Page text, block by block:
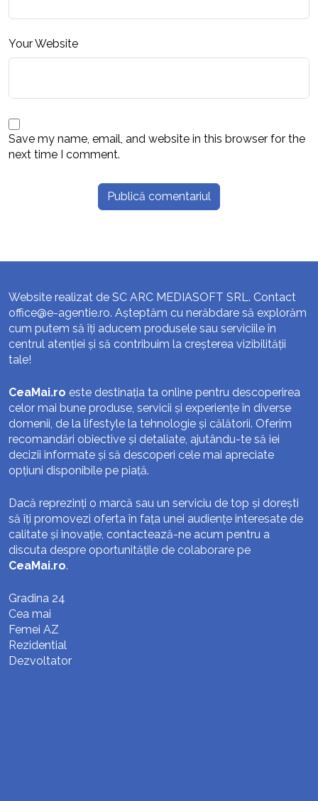
Your Website
Save my name, email, and website in this browser for the
next time I comment.
Website realizat de SC ARC MEDIASOFT SRL. Contact
office@e-agentie.ro. Așteptăm cu nerăbdare să explorăm
cum putem să îți aducem produsele sau serviciile în
centrul atenției și să contribuim la creșterea vizibilității
tale!
CeaMai.ro este destinația ta online pentru descoperirea
celor mai bune produse, servicii și experiențe în diverse
domenii, de la lifestyle la tehnologie și călătorii. Oferim
recomandări obiective și detaliate, ajutându-te să iei
decizii informate și să descoperi cele mai apreciate
opțiuni disponibile pe piață.
Dacă reprezinți o marcă sau un serviciu de top și dorești
să îți promovezi oferta în fața unei audiențe interesate de
calitate și inovație, contactează-ne acum pentru a
discuta despre oportunitățile de colaborare pe
CeaMai.ro.
Gradina 24
Cea mai
Femei AZ
Rezidential
Dezvoltator